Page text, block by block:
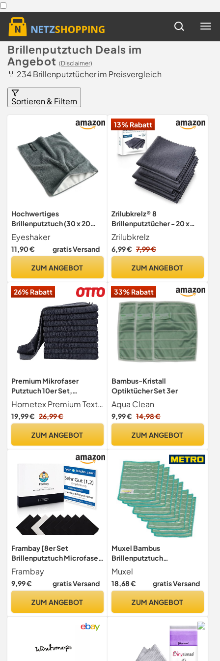
Brillenputztuch Deals im
Angebot (Disclaimer)
🏅 234 Brillenputztücher im Preisvergleich
Sortieren & Filtern
Hochwertiges
Brillenputztuch (30 x 20
cm) - Mikrofaser Tuch zur
Reinigung Ihrer Brille, dem
Display von Handy und
Ihrer Kamera von
Eyeshaker
11,90 € gratis Versand
ZUM ANGEBOT
13% Rabatt
Zrilubkrelz® 8
Brillenputztücher - 20 x
20cm - Extra Weich &
Saugstark
Zrilubkrelz
6,99 € 7,99 €
ZUM ANGEBOT
26% Rabatt
Premium Mikrofaser
Putztuch 10er Set,
Mikrofasertuch Extra
Saugstark, Putzlappen
Schwere Qualität 300
Allzwecktücher für Barista,
Hometex Premium Textiles
19,99 € 26,99 €
ZUM ANGEBOT
33% Rabatt
Bambus-Kristall
Optiktücher Set 3er
Aqua Clean
9,99 € 14,98 €
ZUM ANGEBOT
Frambay [8er Set
Brillenputztuch Microfaser
in Optikerqualität I
Brillenputztücher für Brille,
Handy und Kamera I Brillen
Frambay
9,99 € gratis Versand
ZUM ANGEBOT
Muxel Bambus
Brillenputztuch
Reinigungstuch 9 Tücher
Größe 20 x 15 cm Grün
Polyester Bambus
Muxel
18,68 € gratis Versand
ZUM ANGEBOT